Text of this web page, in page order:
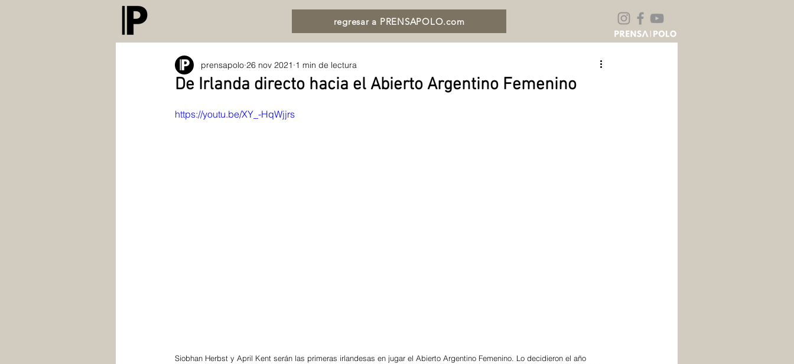
regresar a PRENSAPOLO.com
De Irlanda directo hacia el Abierto Argentino Femenino
prensapolo 26 nov 2021 1 min de lectura
https://youtu.be/XY_-HqWjjrs
Siobhan Herbst y April Kent serán las primeras irlandesas en jugar el Abierto Argentino Femenino. Lo decidieron el año